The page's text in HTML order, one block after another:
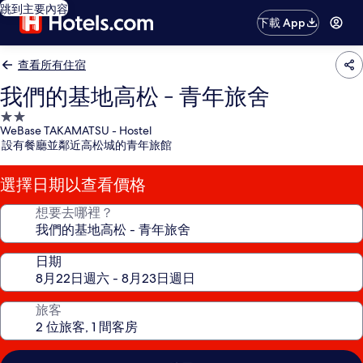
跳到主要內容
下載 App
查看所有住宿
我們的基地高松 - 青年旅舍
2.0
星
級
住
宿
WeBase TAKAMATSU - Hostel
設有餐廳並鄰近高松城的青年旅館
選擇日期以查看價格
想要去哪裡？
日期
旅客